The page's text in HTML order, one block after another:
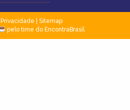
Privacidade
Sitemap
pelo time do EncontraBrasil